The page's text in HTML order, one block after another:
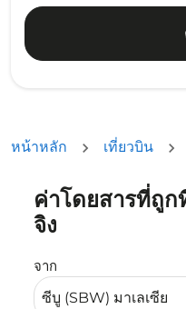
หน้าหลัก เที่ยวบิน
ค่าโดยสารที่ถู
จิง
จาก
ลองอัปเดตเส้นทางขอ